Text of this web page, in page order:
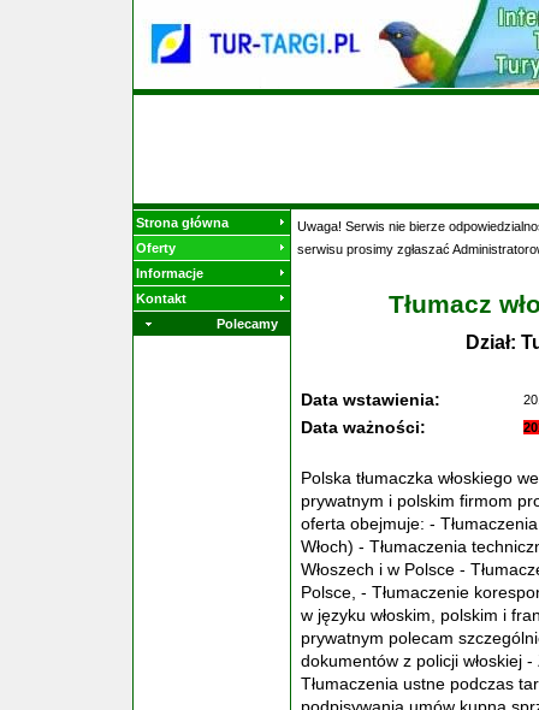
Strona główna
Oferty
Informacje
Kontakt
Polecamy
Uwaga! Serwis nie bierze
serwisu prosimy zgłaszać
Tłumacz
Dział:
Data wstawienia:
Data ważności:
Polska tłumaczka włoskiego
prywatnym i polskim firmom
oferta obejmuje: -
Włoch) - Tłumaczenia
Włoszech i w Polsce -
Polsce, - Tłumaczenie
w języku włoskim, polskim i
prywatnym polecam
dokumentów z policji włoskiej
Tłumaczenia ustne podczas